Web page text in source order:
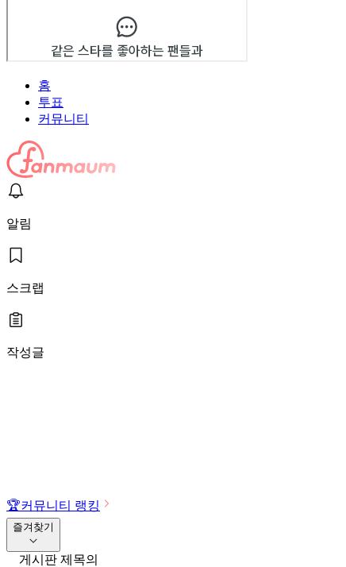
홈
투표
커뮤니티
알림
스크랩
작성글
🏆커뮤니티 랭킹
즐겨찾기
게시판 제목의